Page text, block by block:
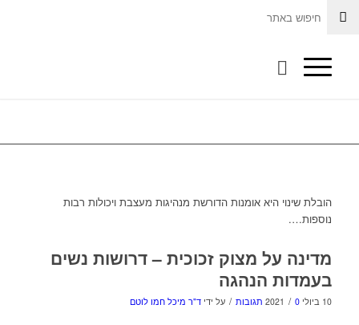
הובלת שינוי היא אומנות הדורשת מנהיגות מעצבת ויכולות רבות
נוספות….
מדינה על מצוק זכוכית – דרושות נשים
בעמדות הנהגה
10 ביולי 2021 / 0 תגובות / על ידי ד"ר מיכל חמו לוטם